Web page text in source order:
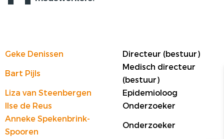
Geke Denissen
Directeur (bestuur)
Bart Pijls
Medisch directeur
(bestuur)
Liza van Steenbergen
Epidemioloog
Ilse de Reus
Onderzoeker
Anneke Spekenbrink-
Spooren
Onderzoeker